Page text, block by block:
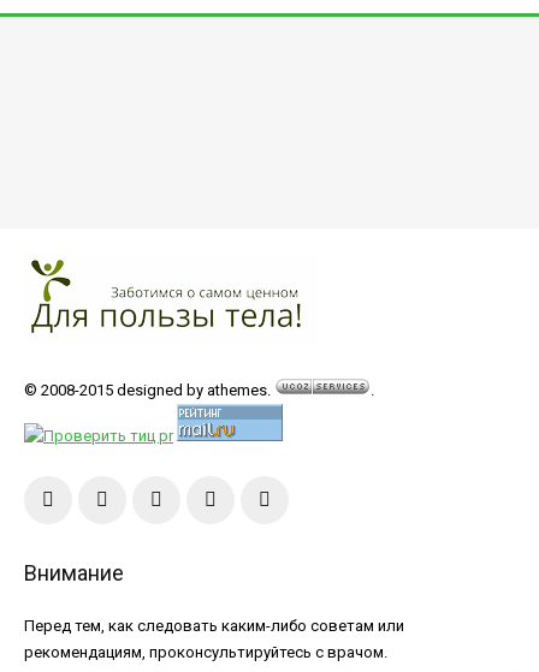
© 2008-2015 designed by athemes. .
Внимание
Перед тем, как следовать каким-либо советам или
рекомендациям, проконсультируйтесь с врачом.